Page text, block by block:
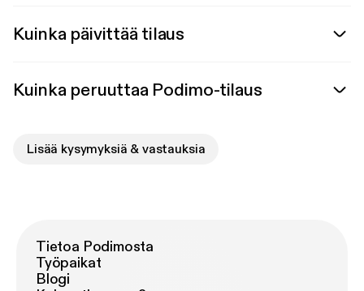
Kuinka päivittää tilaus
Kuinka peruuttaa Podimo-tilaus
Lisää kysymyksiä & vastauksia
Tietoa Podimosta
Työpaikat
Blogi